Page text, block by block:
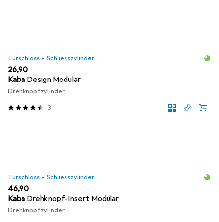
Türschloss + Schliesszylinder
EUR
26,90
Kaba Design Modular
Drehknopfzylinder
3
Türschloss + Schliesszylinder
EUR
46,90
Kaba Drehknopf-Insert Modular
Drehknopfzylinder